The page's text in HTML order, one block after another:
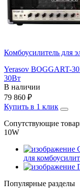
Комбоусилитель для
Yerasov BOGGART-
30Вт
В наличии
79 860 ₽
Купить в 1 клик
Сопутствующие
10W
для
Популярные разделы